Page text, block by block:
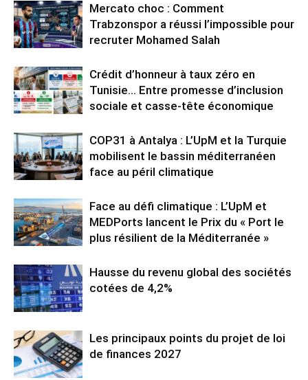
Mercato choc : Comment
Trabzonspor a réussi l’impossible pour
recruter Mohamed Salah
Crédit d’honneur à taux zéro en
Tunisie… Entre promesse d’inclusion
sociale et casse-tête économique
COP31 à Antalya : L’UpM et la Turquie
mobilisent le bassin méditerranéen
face au péril climatique
Face au défi climatique : L’UpM et
MEDPorts lancent le Prix du « Port le
plus résilient de la Méditerranée »
Hausse du revenu global des sociétés
cotées de 4,2%
Les principaux points du projet de loi
de finances 2027